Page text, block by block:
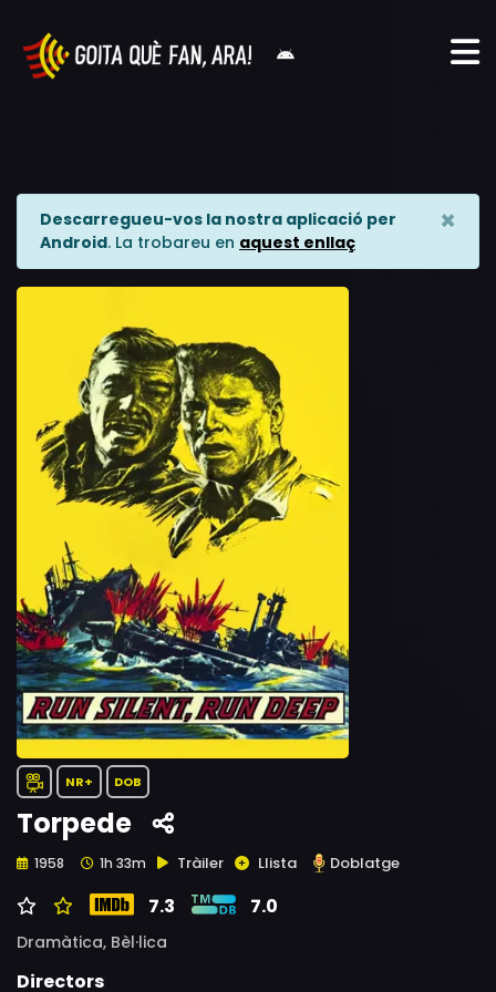
Descarregueu-vos la nostra aplicació per
Android. La trobareu en aquest enllaç
×
NR+ DOB
Torpede
1958 1h 33m Tràiler Llista Doblatge
7.3 7.0
Dramàtica, Bèl·lica
Directors